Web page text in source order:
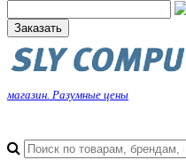
Заказать
магазин. Разумные цены